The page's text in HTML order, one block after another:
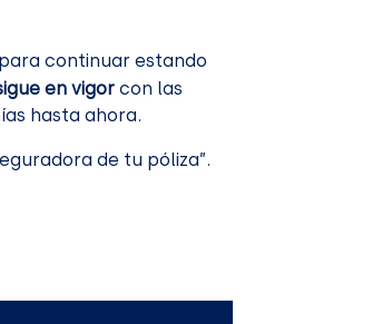
para continuar estando
en vigor con las
hasta ahora.
de tu póliza”.